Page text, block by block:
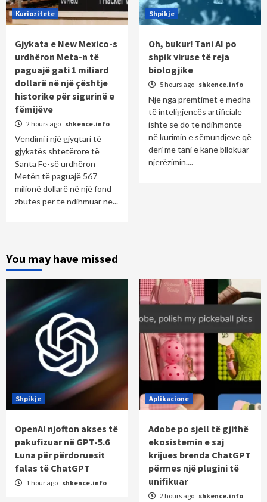
Kuriozitete
Gjykata e New Mexico-s
urdhëron Meta-n të
paguajë gati 1 miliard
dollarë në një çështje
historike për sigurinë e
fëmijëve
2 hours ago shkence.info
Vendimi i një gjyqtari të
gjykatës shtetërore të
Santa Fe-së urdhëron
Metën të paguajë 567
milionë dollarë në një fond
zbutës për të ndihmuar në...
Shpikje
Oh, bukur! Tani AI po
shpik viruse të reja
biologjike
5 hours ago shkence.info
Një nga premtimet e mëdha
të inteligjencës artificiale
ishte se do të ndihmonte
në kurimin e sëmundjeve që
deri më tani e kanë bllokuar
njerëzimin....
You may have missed
Shpikje
OpenAI njofton akses të
pakufizuar në GPT-5.6
Luna për përdoruesit
falas të ChatGPT
1 hour ago shkence.info
Aplikacione
Adobe po sjell të gjithë
ekosistemin e saj
krijues brenda ChatGPT
përmes një plugini të
unifikuar
2 hours ago shkence.info